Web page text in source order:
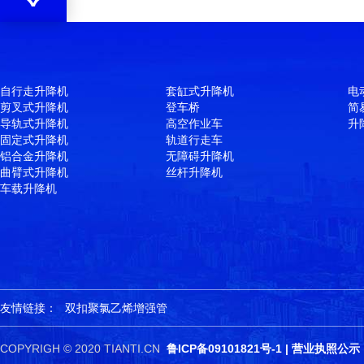
自行走升降机
剪叉式升降机
导轨式升降机
固定式升降机
铝合金升降机
曲臂式升降机
车载升降机
套缸式升降机
登车桥
高空作业车
轨道行走车
无障碍升降机
丝杆升降机
电
简
升
友情链接： 双扣聚氯乙烯增强管
COPYRIGH © 2020 TIANTI.CN 鲁ICP备09101821号-1 | 营业执照公示